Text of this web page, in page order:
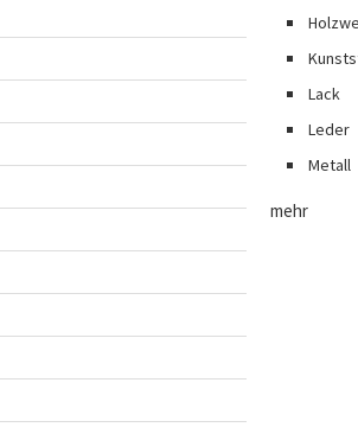
Lack
Leder
Metall
mehr